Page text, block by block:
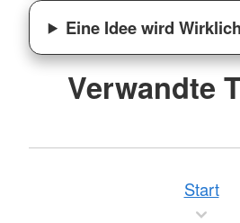
Eine Idee wird
Verwandte
Start